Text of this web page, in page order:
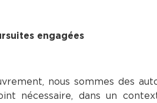
engagées
nous sommes des
nécessaire, dans un